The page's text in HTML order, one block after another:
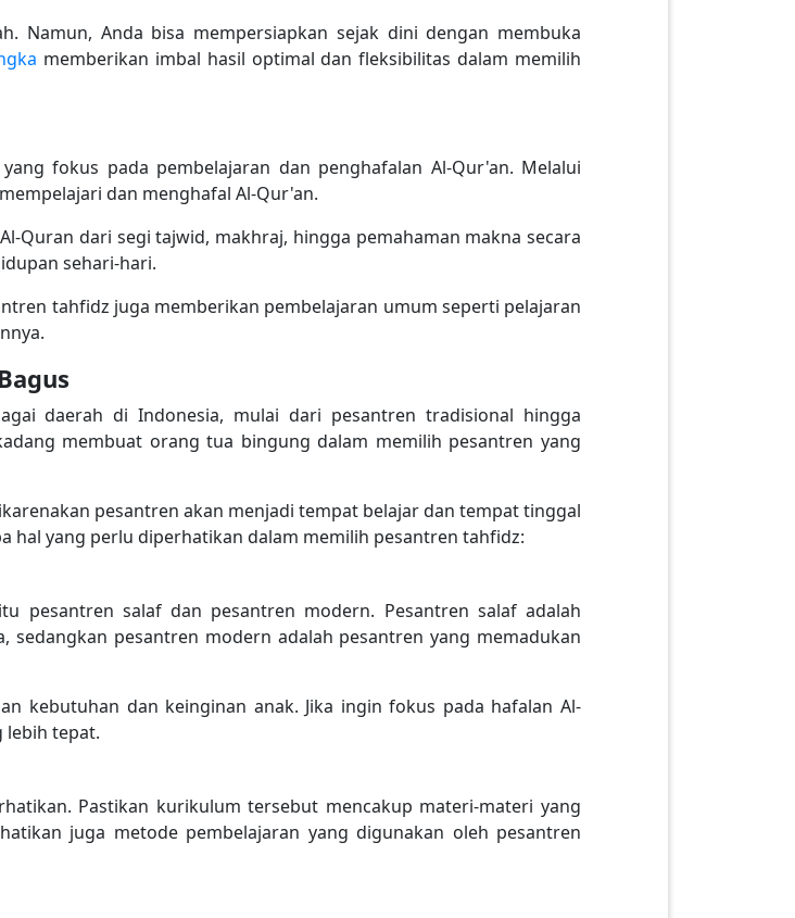
Namun, Anda bisa mempersiapkan sejak dini dengan membuka
memberikan imbal hasil optimal dan fleksibilitas dalam memilih
fokus pada pembelajaran dan penghafalan Al-Qur'an. Melalui
dan menghafal Al-Qur'an.
Quran dari segi tajwid, makhraj, hingga pemahaman makna secara
sehari-hari.
tahfidz juga memberikan pembelajaran umum seperti pelajaran
daerah di Indonesia, mulai dari pesantren tradisional hingga
membuat orang tua bingung dalam memilih pesantren yang
pesantren akan menjadi tempat belajar dan tempat tinggal
hal yang perlu diperhatikan dalam memilih pesantren tahfidz:
pesantren salaf dan pesantren modern. Pesantren salaf adalah
sedangkan pesantren modern adalah pesantren yang memadukan
kebutuhan dan keinginan anak. Jika ingin fokus pada hafalan Al-
lebih tepat.
Pastikan kurikulum tersebut mencakup materi-materi yang
juga metode pembelajaran yang digunakan oleh pesantren